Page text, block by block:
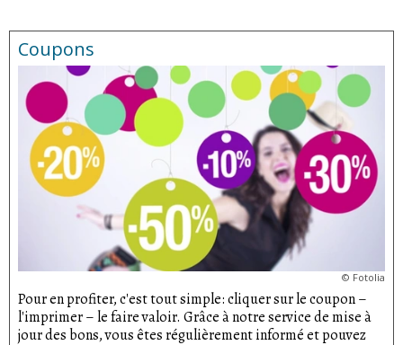
Coupons
© Fotolia
Pour en profiter, c'est tout simple: cliquer sur le coupon –
l'imprimer – le faire valoir. Grâce à notre service de mise à
jour des bons, vous êtes régulièrement informé et pouvez